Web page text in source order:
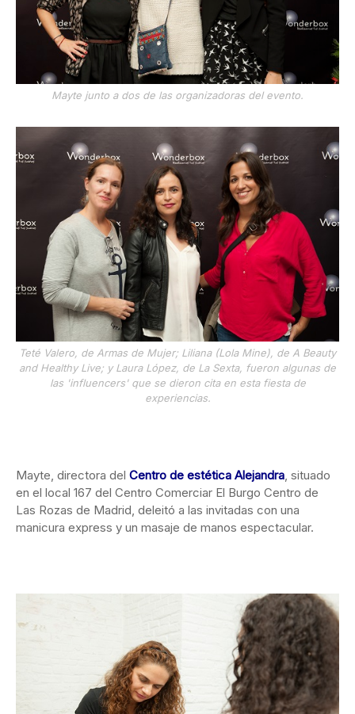
Mayte junto a dos de las organizadoras del evento.
Teté Valero, de Armas de Mujer; Liliana (Lola Mine), de A Beauty
and Healthy Live; y Laura López, de La Sexta, fueron algunas de
las 'influencers' que se dieron cita en esta fiesta de
experiencias.
Mayte, directora del Centro de estética Alejandra, situado
en el local 167 del Centro Comerciar El Burgo Centro de
Las Rozas de Madrid, deleitó a las invitadas con una
manicura express y un masaje de manos espectacular.